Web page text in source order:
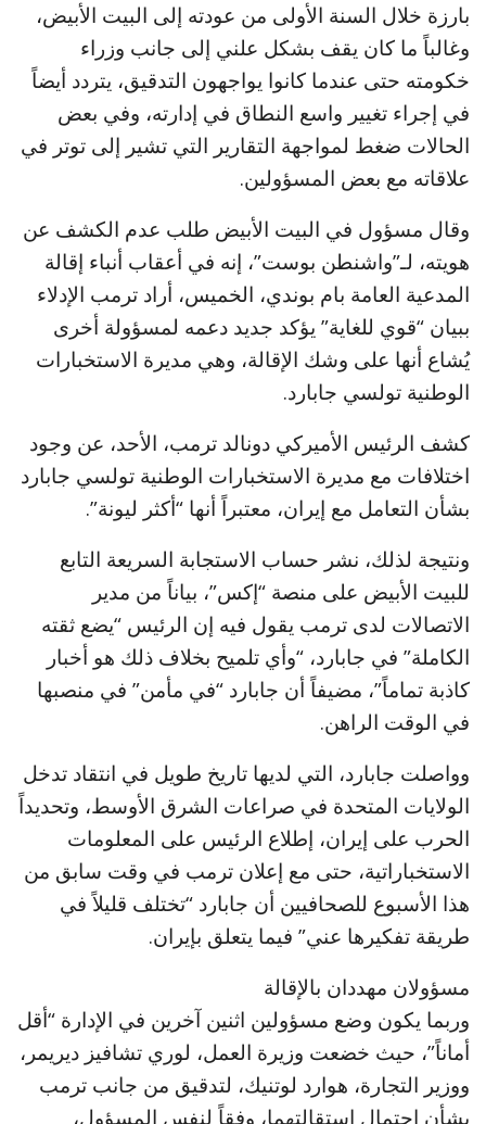
بارزة خلال السنة الأولى من عودته إلى البيت الأبيض،
وغالباً ما كان يقف بشكل علني إلى جانب وزراء
خكومته حتى عندما كانوا يواجهون التدقيق، يتردد أيضاً
في إجراء تغيير واسع النطاق في إدارته، وفي بعض
الحالات ضغط لمواجهة التقارير التي تشير إلى توتر في
علاقاته مع بعض المسؤولين.
وقال مسؤول في البيت الأبيض طلب عدم الكشف عن
هويته، لـ”واشنطن بوست”، إنه في أعقاب أنباء إقالة
المدعية العامة بام بوندي، الخميس، أراد ترمب الإدلاء
ببيان “قوي للغاية” يؤكد جديد دعمه لمسؤولة أخرى
يُشاع أنها على وشك الإقالة، وهي مديرة الاستخبارات
الوطنية تولسي جابارد.
كشف الرئيس الأميركي دونالد ترمب، الأحد، عن وجود
اختلافات مع مديرة الاستخبارات الوطنية تولسي جابارد
بشأن التعامل مع إيران، معتبراً أنها “أكثر ليونة”.
ونتيجة لذلك، نشر حساب الاستجابة السريعة التابع
للبيت الأبيض على منصة “إكس”، بياناً من مدير
الاتصالات لدى ترمب يقول فيه إن الرئيس “يضع ثقته
الكاملة” في جابارد، “وأي تلميح بخلاف ذلك هو أخبار
كاذبة تماماً”، مضيفاً أن جابارد “في مأمن” في منصبها
في الوقت الراهن.
وواصلت جابارد، التي لديها تاريخ طويل في انتقاد تدخل
الولايات المتحدة في صراعات الشرق الأوسط، وتحديداً
الحرب على إيران، إطلاع الرئيس على المعلومات
الاستخباراتية، حتى مع إعلان ترمب في وقت سابق من
هذا الأسبوع للصحافيين أن جابارد “تختلف قليلاً في
طريقة تفكيرها عني” فيما يتعلق بإيران.
مسؤولان مهددان بالإقالة
وربما يكون وضع مسؤولين اثنين آخرين في الإدارة “أقل
أماناً”، حيث خضعت وزيرة العمل، لوري تشافيز ديريمر،
ووزير التجارة، هوارد لوتنيك، لتدقيق من جانب ترمب
بشأن احتمال استقالتهما، وفقاً لنفس المسؤول،